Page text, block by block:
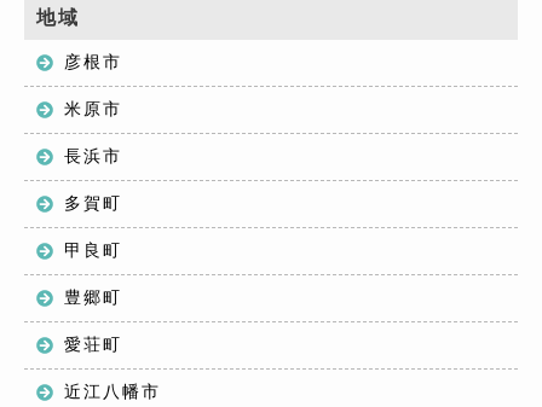
地域
彦根市
米原市
長浜市
多賀町
甲良町
豊郷町
愛荘町
近江八幡市